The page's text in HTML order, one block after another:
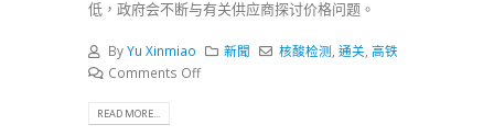
低，政府会不断与有关供应商探讨价格问题。
ByYu Xinmiao 新聞 核酸检测,通关,高铁
Comments Off
READ MORE...